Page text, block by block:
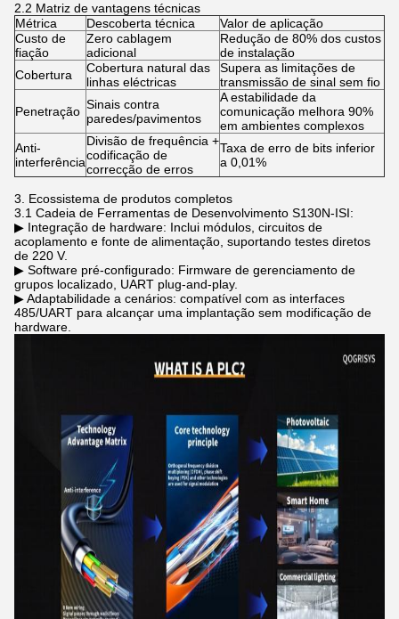
2.2 Matriz de vantagens técnicas
Métrica
Descoberta técnica
Valor de aplicação
Custo de
fiação
Zero cablagem
adicional
Redução de 80% dos custos
de instalação
Cobertura
Cobertura natural das
linhas eléctricas
Supera as limitações de
transmissão de sinal sem fio
Penetração Sinais contra
paredes/pavimentos
A estabilidade da
comunicação melhora 90%
em ambientes complexos
Anti-
interferência
Divisão de frequência +
codificação de
correcção de erros
Taxa de erro de bits inferior
a 0,01%
3. Ecossistema de produtos completos
3.1 Cadeia de Ferramentas de Desenvolvimento S130N-ISI:
▶ Integração de hardware: Inclui módulos, circuitos de
acoplamento e fonte de alimentação, suportando testes diretos
de 220 V.
▶ Software pré-configurado: Firmware de gerenciamento de
grupos localizado, UART plug-and-play.
▶ Adaptabilidade a cenários: compatível com as interfaces
485/UART para alcançar uma implantação sem modificação de
hardware.